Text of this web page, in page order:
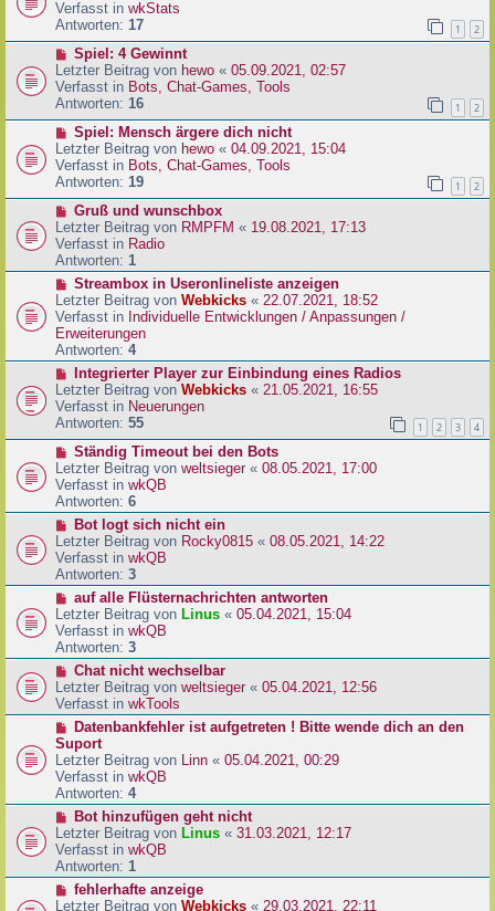
i
t
a
g
u
e
r
B
e
i
t
r
a
g
Verfasst in wkStats
Antworten: 17 1 2
N
e
u
e
r
B
e
i
t
r
a
g
Spiel: 4 Gewinnt
Letzter Beitrag von hewo « 05.09.2021, 02:57
Verfasst in Bots, Chat-Games, Tools
Antworten: 16 1 2
N
e
u
e
r
B
e
i
t
a
g
Spiel: Mensch ärgere dich nicht
Letzter Beitrag von hewo « 04.09.2021, 15:04
Verfasst in Bots, Chat-Games, Tools
Antworten: 19 1 2
N
e
u
e
r
B
e
i
t
r
a
g
Gruß und wunschbox
Letzter Beitrag von RMPFM « 19.08.2021, 17:13
Verfasst in Radio
Antworten: 1
N
e
u
e
r
B
e
i
t
r
a
g
Streambox in Useronlineliste anzeigen
Letzter Beitrag von Webkicks « 22.07.2021, 18:52
Verfasst in Individuelle Entwicklungen / Anpassungen /
Erweiterungen
Antworten: 4
N
e
u
e
r
B
e
i
t
a
g
Integrierter Player zur Einbindung eines Radios
Letzter Beitrag von Webkicks « 21.05.2021, 16:55
Verfasst in Neuerungen
Antworten: 55 1 2 3 4
N
e
u
e
r
B
e
i
t
a
g
Ständig Timeout bei den Bots
Letzter Beitrag von weltsieger« 08.05.2021, 17:00
Verfasst in wkQB
Antworten: 6
N
e
u
e
r
B
e
i
t
a
g
Bot logt sich nicht ein
Letzter Beitrag von Rocky0815 « 08.05.2021, 14:22
Verfasst in wkQB
Antworten: 3
N
e
u
e
r
B
e
i
r
a
g
auf alle Flüsternachrichten antworten
Letzter Beitrag von Linus « 05.04.2021, 15:04
Verfasst in wkQB
Antworten: 3
N
e
u
e
B
e
i
t
a
g
Chat nicht wechselbar
Letzter Beitrag von weltsieger « 05.04.2021, 12:56
Verfasst in wkTools
N
e
u
e
r
B
e
i
t
r
a
Datenbankfehler ist aufgetreten ! Bitte wende dich an den
Suport
Letzter Beitrag von Linn « 05.04.2021, 00:29
Verfasst in wkQB
Antworten: 4
N
e
u
e
r
B
Bot hinzufügen geht nicht
Letzter Beitrag von Linus « 31.03.2021, 12:17
Verfasst in wkQB
Antworten: 1
N
e
fehlerhafte anzeige
Letzter Beitrag von Webkicks « 29.03.2021, 22:11